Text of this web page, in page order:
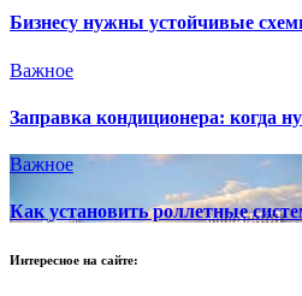
Бизнесу нужны устойчивые
Важное
Заправка кондиционера: когда
Важное
Как установить роллетные
Интересное на сайте: